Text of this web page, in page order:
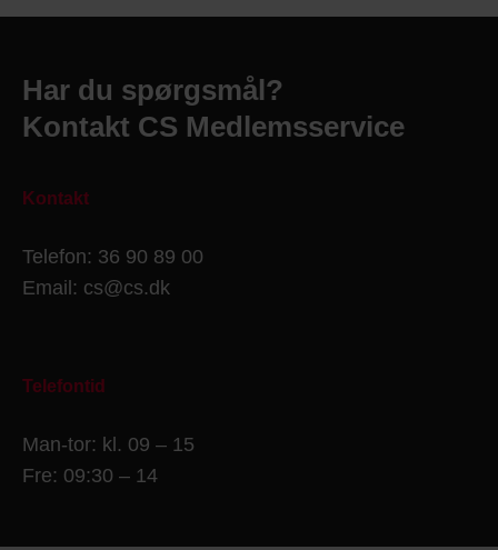
Har du spørgsmål?
Kontakt CS Medlemsservice
Kontakt
Telefon: 36 90 89 00
Email: cs@cs.dk
Telefontid
Man-tor: kl. 09 – 15
Fre: 09:30 – 14